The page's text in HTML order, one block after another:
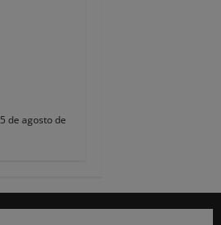
5 de agosto de